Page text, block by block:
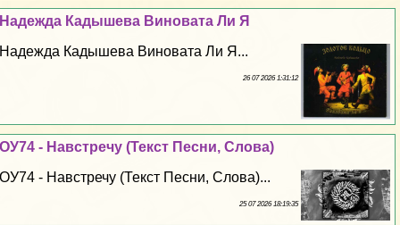
Надежда Кадышева Виновата Ли Я
Надежда Кадышева Виновата Ли Я...
26 07 2026 1:31:12
ОУ74 - Навстречу (Текст Песни, Слова)
ОУ74 - Навстречу (Текст Песни, Слова)...
25 07 2026 18:19:35